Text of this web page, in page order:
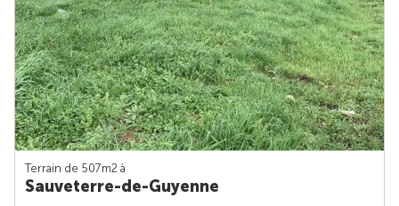
Terrain de 507m2 à
Sauveterre-de-Guyenne